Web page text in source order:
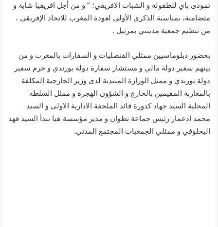
تمودى باي للطفولة و الشباب الافريقي؛ ” و من أجل افريقيا شابة و
متضامنة، بمناسبة الذكرى الأولى لعودة المغرب للاتحاد الإفريقي ،
من تنظيم جمعية مدينتي بمرتيل .
بحضور دبلوماسيين ممثلي القنصليات و السفارات بالمغرب و من
بينهم سفير دولة مالي و مستشار سفارة دولة بورندي و حرم سفير
دولة بورندي و ممثل الوزارة المنتدبة لدى وزير الخارجية المكلفة
بالمغاربة المقيمين بالخارج و الشؤون الهجرة و ممثل السلطة
المحلية السيد جهاد كدورة قائد الملحقة الادارية الاولى و السيد
محمد ادعمار رئيس جماعة تطوان و مدير مؤسسة هيا نبدأ السيد فهد
اليخلوفي و ممثلي الجمعيات المجتمع المدني.